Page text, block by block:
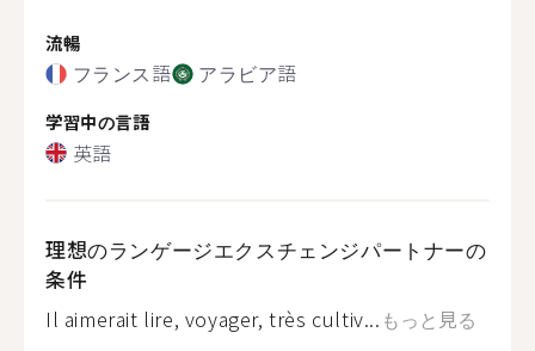
流暢
フランス語 アラビア語
学習中の言語
英語
理想のランゲージエクスチェンジパートナーの
条件
Il aimerait lire, voyager, très cultiv... もっと見る